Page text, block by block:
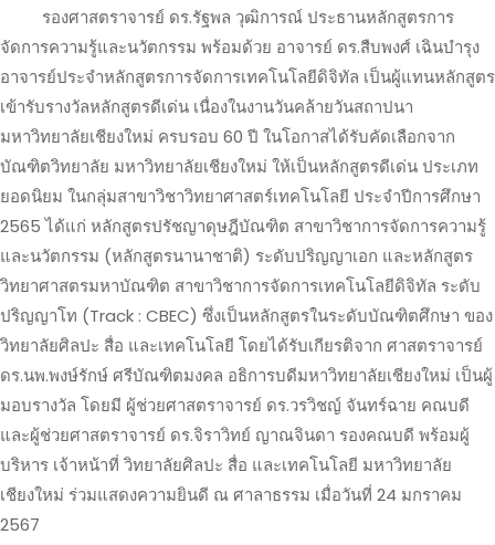
รองศาสตราจารย์ ดร.รัฐพล วุฒิการณ์ ประธานหลักสูตรการ
จัดการความรู้และนวัตกรรม พร้อมด้วย อาจารย์ ดร.สืบพงศ์ เฉินบำรุง
อาจารย์ประจำหลักสูตรการจัดการเทคโนโลยีดิจิทัล เป็นผู้แทนหลักสูตร
เข้ารับรางวัลหลักสูตรดีเด่น เนื่องในงานวันคล้ายวันสถาปนา
มหาวิทยาลัยเชียงใหม่ ครบรอบ 60 ปี ในโอกาสได้รับคัดเลือกจาก
บัณฑิตวิทยาลัย มหาวิทยาลัยเชียงใหม่ ให้เป็นหลักสูตรดีเด่น ประเภท
ยอดนิยม ในกลุ่มสาขาวิชาวิทยาศาสตร์เทคโนโลยี ประจำปีการศึกษา
2565 ได้แก่ หลักสูตรปรัชญาดุษฎีบัณฑิต สาขาวิชาการจัดการความรู้
และนวัตกรรม (หลักสูตรนานาชาติ) ระดับปริญญาเอก และหลักสูตร
วิทยาศาสตรมหาบัณฑิต สาขาวิชาการจัดการเทคโนโลยีดิจิทัล ระดับ
ปริญญาโท (Track : CBEC) ซึ่งเป็นหลักสูตรในระดับบัณฑิตศึกษา ของ
วิทยาลัยศิลปะ สื่อ และเทคโนโลยี โดยได้รับเกียรติจาก ศาสตราจารย์
ดร.นพ.พงษ์รักษ์ ศรีบัณฑิตมงคล อธิการบดีมหาวิทยาลัยเชียงใหม่ เป็นผู้
มอบรางวัล โดยมี ผู้ช่วยศาสตราจารย์ ดร.วรวิชญ์ จันทร์ฉาย คณบดี
และผู้ช่วยศาสตราจารย์ ดร.จิราวิทย์ ญาณจินดา รองคณบดี พร้อมผู้
บริหาร เจ้าหน้าที่ วิทยาลัยศิลปะ สื่อ และเทคโนโลยี มหาวิทยาลัย
เชียงใหม่ ร่วมแสดงความยินดี ณ ศาลาธรรม เมื่อวันที่ 24 มกราคม
2567